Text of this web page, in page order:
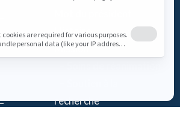
Histoire
Mission
recherche